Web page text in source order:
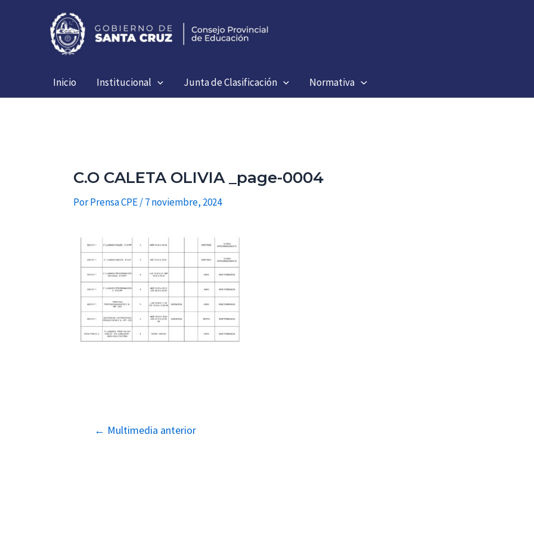
Inicio Institucional Junta de Clasificación Normativa
C.O CALETA OLIVIA _page-0004
PorPrensa CPE/7 noviembre, 2024
Navegación
← Multimedia anterior